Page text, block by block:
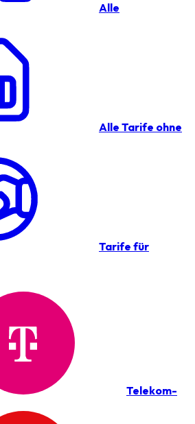
Alle
Alle Tarife ohne
Tarife für
Telekom-